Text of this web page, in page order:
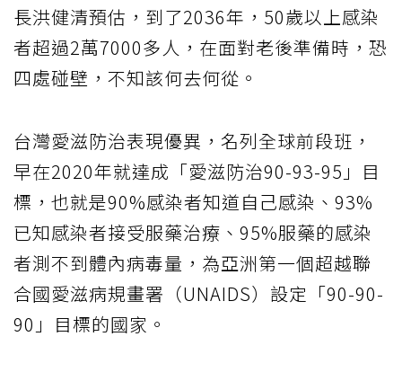
長洪健清預估，到了2036年，50歲以上感染
者超過2萬7000多人，在面對老後準備時，恐
四處碰壁，不知該何去何從。
台灣愛滋防治表現優異，名列全球前段班，
早在2020年就達成「愛滋防治90-93-95」目
標，也就是90%感染者知道自己感染、93%
已知感染者接受服藥治療、95%服藥的感染
者測不到體內病毒量，為亞洲第一個超越聯
合國愛滋病規畫署（UNAIDS）設定「90-90-
90」目標的國家。